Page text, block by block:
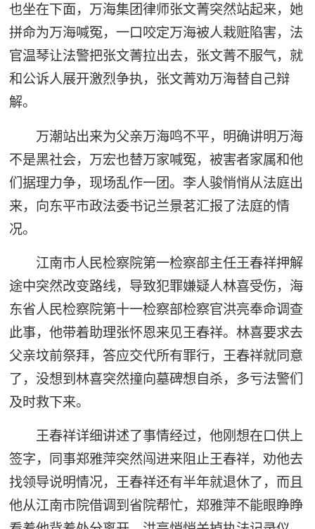
也坐在下面，万海集团律师张文菁突然站起来，她
拼命为万海喊冤，一口咬定万海被人栽赃陷害，法
官温琴让法警把张文菁拉出去，张文菁不服气，就
和公诉人展开激烈争执，张文菁劝万海替自己辩
解。
万潮站出来为父亲万海鸣不平，明确讲明万海
不是黑社会，万宏也替万家喊冤，被害者家属和他
们据理力争，现场乱作一团。李人骏悄悄从法庭出
来，向东平市政法委书记兰景茗汇报了法庭的情
况。
江南市人民检察院第一检察部主任王春祥押解
途中突然改变路线，导致犯罪嫌疑人林喜受伤，海
东省人民检察院第十一检察部检察官洪亮奉命调查
此事，他带着助理张怀恩来见王春祥。林喜要求去
父亲坟前祭拜，答应交代所有罪行，王春祥就同意
了，没想到林喜突然撞向墓碑想自杀，多亏法警们
及时救下来。
王春祥详细讲述了事情经过，他刚想在口供上
签字，同事郑雅萍突然闯进来阻止王春祥，劝他去
找领导说明情况，王春祥还有半年就退休了，而且
他从江南市院借调到省院帮忙，郑雅萍不能眼睁睁